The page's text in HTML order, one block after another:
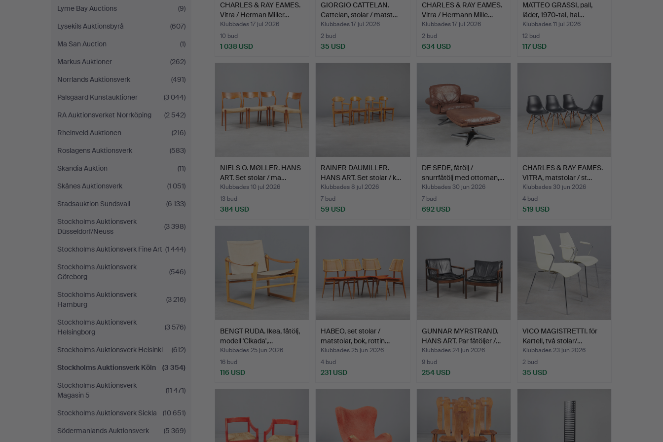
Lyme Bay Auctions
(9)
Lysekils Auktionsbyrå
(607)
Ma San Auction
(1)
Markus Auktioner
(262)
Norrlands Auktionsverk
(491)
Palsgaard Kunstauktioner
(3 044)
RA Auktionsverket Norrköping
(2 542)
Rheinveld Auktionen
(216)
Roslagens Auktionsverk
(583)
Skandia Auktion
(11)
Skånes Auktionsverk
(1 051)
Stadsauktion Sundsvall
(6 133)
Stockholms Auktionsverk
Düsseldorf/Neuss
(3 398)
Stockholms Auktionsverk Fine Art (1 444)
Stockholms Auktionsverk
Göteborg
(546)
Stockholms Auktionsverk
Hamburg
(3 216)
Stockholms Auktionsverk
Helsingborg
(3 576)
Stockholms Auktionsverk Helsinki
(612)
Stockholms Auktionsverk Köln
(3 354)
Stockholms Auktionsverk
Magasin 5
(11 471)
Stockholms Auktionsverk Sickla
(10 651)
Södermanlands Auktionsverk
(5 369)
CHARLES & RAY EAMES.
Vitra / Herman Miller…
Klubbades 17 jul 2026
10 bud
1 038 USD
GIORGIO CATTELAN.
Cattelan, stolar / matst…
Klubbades 17 jul 2026
2 bud
35 USD
CHARLES & RAY EAMES.
Vitra / Hermann Mille…
Klubbades 17 jul 2026
2 bud
634 USD
MATTEO GRASSI, pall,
läder, 1970-tal, Ital…
Klubbades 11 jul 2026
12 bud
117 USD
NIELS O. MØLLER. HANS
ART. Set stolar / ma…
Klubbades 10 jul 2026
13 bud
384 USD
RAINER DAUMILLER.
HANS ART. Set stolar / k…
Klubbades 8 jul 2026
7 bud
59 USD
DE SEDE, fåtölj /
snurrfåtölj med ottoman,…
Klubbades 30 jun 2026
7 bud
692 USD
CHARLES & RAY EAMES.
VITRA, matstolar / st…
Klubbades 30 jun 2026
4 bud
519 USD
BENGT RUDA. Ikea, fåtölj,
modell 'Cikada',…
Klubbades 25 jun 2026
16 bud
116 USD
HABEO, set stolar /
matstolar, bok, rottin…
Klubbades 25 jun 2026
4 bud
231 USD
GUNNAR MYRSTRAND.
HANS ART. Par fåtöljer /…
Klubbades 24 jun 2026
9 bud
254 USD
VICO MAGISTRETTI. för
Kartell, två stolar/…
Klubbades 23 jun 2026
2 bud
35 USD